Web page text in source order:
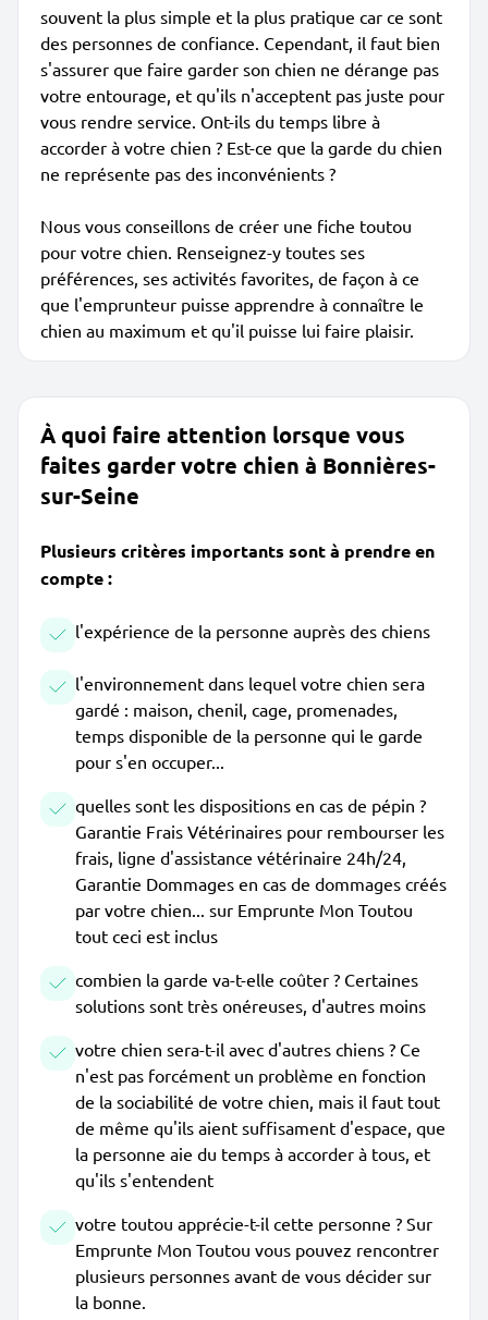
souvent la plus simple et la plus pratique car ce sont
des personnes de confiance. Cependant, il faut bien
s'assurer que faire garder son chien ne dérange pas
votre entourage, et qu'ils n'acceptent pas juste pour
vous rendre service. Ont-ils du temps libre à
accorder à votre chien ? Est-ce que la garde du chien
ne représente pas des inconvénients ?
Nous vous conseillons de créer une fiche toutou
pour votre chien. Renseignez-y toutes ses
préférences, ses activités favorites, de façon à ce
que l'emprunteur puisse apprendre à connaître le
chien au maximum et qu'il puisse lui faire plaisir.
À quoi faire attention lorsque vous
faites garder votre chien à Bonnières-
sur-Seine
Plusieurs critères importants sont à prendre en
compte :
l'expérience de la personne auprès des chiens
l'environnement dans lequel votre chien sera
gardé : maison, chenil, cage, promenades,
temps disponible de la personne qui le garde
pour s'en occuper...
quelles sont les dispositions en cas de pépin ?
Garantie Frais Vétérinaires pour rembourser les
frais, ligne d'assistance vétérinaire 24h/24,
Garantie Dommages en cas de dommages créés
par votre chien... sur Emprunte Mon Toutou
tout ceci est inclus
combien la garde va-t-elle coûter ? Certaines
solutions sont très onéreuses, d'autres moins
votre chien sera-t-il avec d'autres chiens ? Ce
n'est pas forcément un problème en fonction
de la sociabilité de votre chien, mais il faut tout
de même qu'ils aient suffisament d'espace, que
la personne aie du temps à accorder à tous, et
qu'ils s'entendent
votre toutou apprécie-t-il cette personne ? Sur
Emprunte Mon Toutou vous pouvez rencontrer
plusieurs personnes avant de vous décider sur
la bonne.